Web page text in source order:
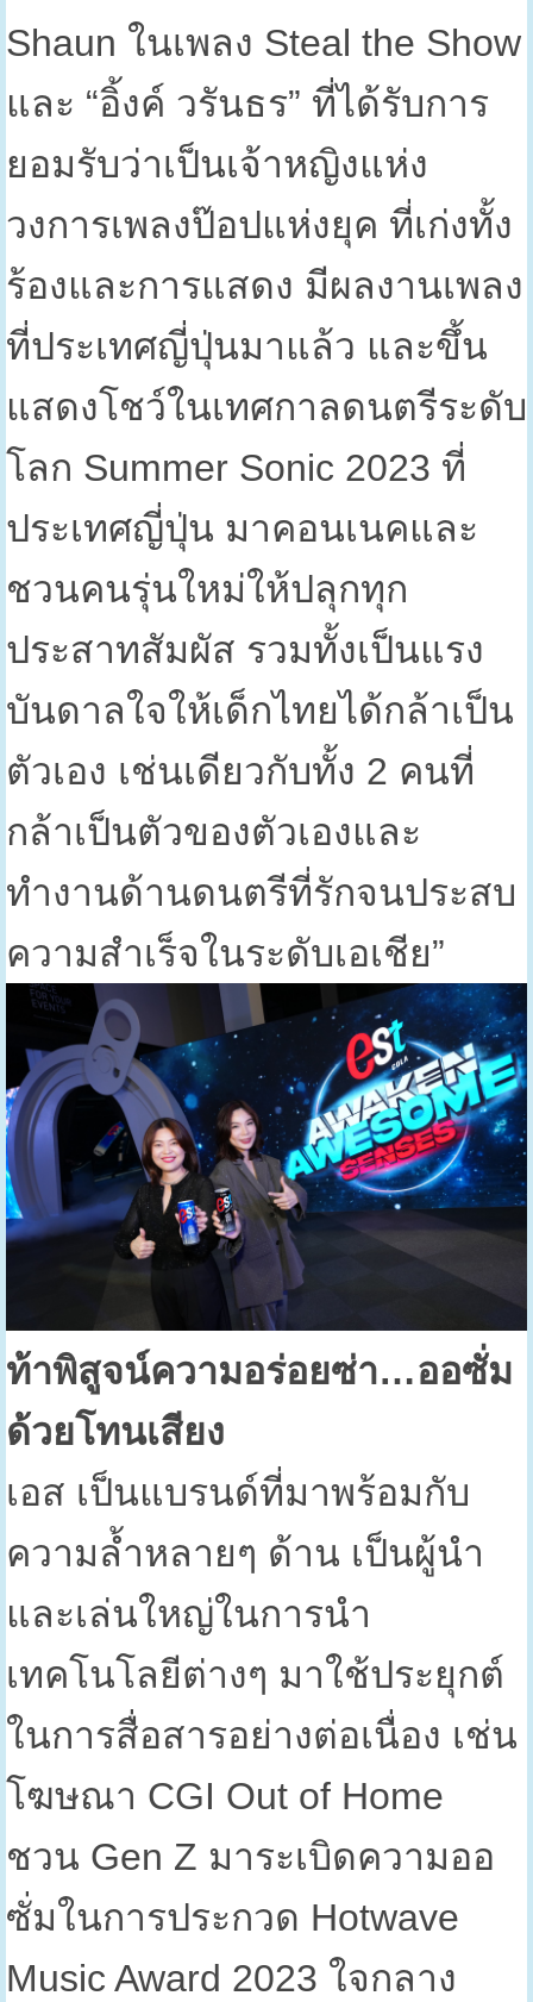
Shaun ในเพลง Steal the Show
และ “อิ้งค์ วรันธร” ที่ได้รับการ
ยอมรับว่าเป็นเจ้าหญิงแห่ง
วงการเพลงป๊อปแห่งยุค ที่เก่งทั้ง
ร้องและการแสดง มีผลงานเพลง
ที่ประเทศญี่ปุ่นมาแล้ว และขึ้น
แสดงโชว์ในเทศกาลดนตรีระดับ
โลก Summer Sonic 2023 ที่
ประเทศญี่ปุ่น มาคอนเนคและ
ชวนคนรุ่นใหม่ให้ปลุกทุก
ประสาทสัมผัส รวมทั้งเป็นแรง
บันดาลใจให้เด็กไทยได้กล้าเป็น
ตัวเอง เช่นเดียวกับทั้ง 2 คนที่
กล้าเป็นตัวของตัวเองและ
ทำงานด้านดนตรีที่รักจนประสบ
ความสำเร็จในระดับเอเชีย”
ท้าพิสูจน์ความอร่อยซ่า…ออซั่ม
ด้วยโทนเสียง
เอส เป็นแบรนด์ที่มาพร้อมกับ
ความล้ำหลายๆ ด้าน เป็นผู้นำ
และเล่นใหญ่ในการนำ
เทคโนโลยีต่างๆ มาใช้ประยุกต์
ในการสื่อสารอย่างต่อเนื่อง เช่น
โฆษณา CGI Out of Home
ชวน Gen Z มาระเบิดความออ
ซั่มในการประกวด Hotwave
Music Award 2023 ใจกลาง